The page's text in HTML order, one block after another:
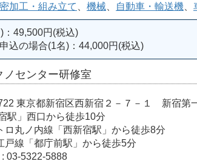
加工・組み立て 機械 自動車・輸送機
：49,500円(税込)
込の場合(1名)：44,000円(税込)
ノセンター研修室
東京都新宿区西新宿２－７－１ 新宿第
駅」西口から徒歩10分
ロ丸ノ内線「西新宿駅」から徒歩8分
戸線「都庁前駅」から徒歩5分
03-5322-5888